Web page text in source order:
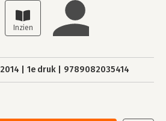
2014 1e druk 9789082035414